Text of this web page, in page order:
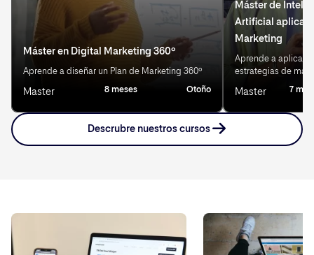
Máster en Digital Marketing 360º
Aprende a diseñar un Plan de Marketing 360º
Master 8 meses Otoño
Máster de
Artificial
Marketing
Aprende a aplicar
estrategias de
Master 7
Descrubre nuestros cursos